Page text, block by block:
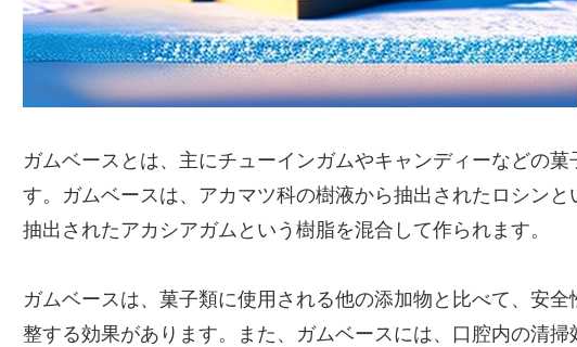
ガムベースとは、主にチューインガムやキャンディーなどの
す。ガムベースは、アカマツ科の樹液から抽出されたロシン
抽出されたアカシアガムという樹脂を混合して作られます。
ガムベースは、菓子類に使用される他の添加物と比べて、安
整する効果があります。また、ガムベースには、口腔内の清